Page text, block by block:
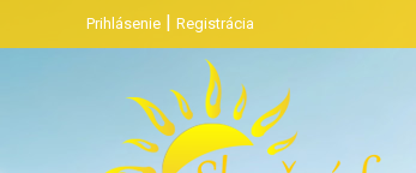
Prihlásenie | Registrácia